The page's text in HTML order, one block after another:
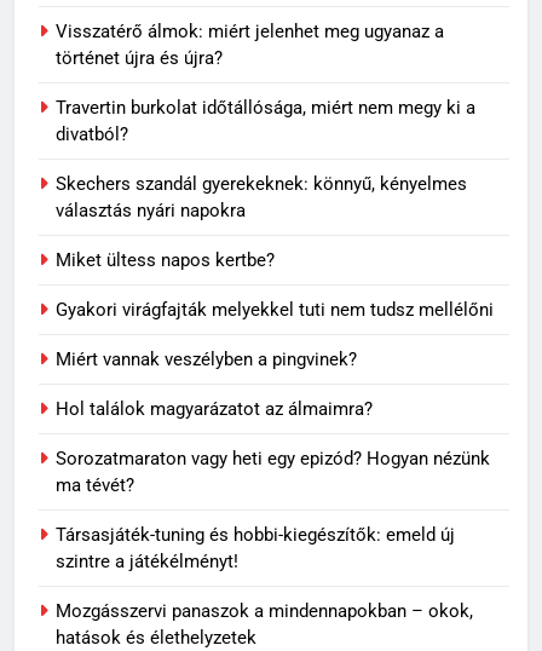
Visszatérő álmok: miért jelenhet meg ugyanaz a
történet újra és újra?
Travertin burkolat időtállósága, miért nem megy ki a
divatból?
Skechers szandál gyerekeknek: könnyű, kényelmes
választás nyári napokra
Miket ültess napos kertbe?
Gyakori virágfajták melyekkel tuti nem tudsz mellélőni
Miért vannak veszélyben a pingvinek?
Hol találok magyarázatot az álmaimra?
Sorozatmaraton vagy heti egy epizód? Hogyan nézünk
ma tévét?
Társasjáték-tuning és hobbi-kiegészítők: emeld új
szintre a játékélményt!
Mozgásszervi panaszok a mindennapokban – okok,
hatások és élethelyzetek
Visszatérő álmok: miért jelenhet
újra?
MINDENNAPOK
Travertin burkolat időtállósága,